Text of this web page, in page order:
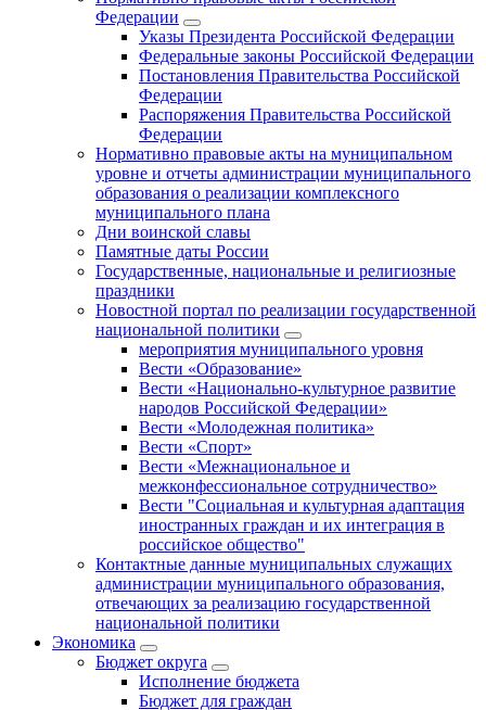
Федерации
Указы Президента Российской Федерации
Федеральные законы Российской Федерации
Постановления Правительства Российской
Федерации
Распоряжения Правительства Российской
Федерации
Нормативно правовые акты на муниципальном
уровне и отчеты администрации муниципального
образования о реализации комплексного
муниципального плана
Дни воинской славы
Памятные даты России
Государственные, национальные и религиозные
праздники
Новостной портал по реализации государственной
национальной политики
мероприятия муниципального уровня
Вести «Образование»
Вести «Национально-культурное развитие
народов Российской Федерации»
Вести «Молодежная политика»
Вести «Спорт»
Вести «Межнациональное и
межконфессиональное сотрудничество»
Вести "Социальная и культурная адаптация
иностранных граждан и их интеграция в
российское общество"
Контактные данные муниципальных служащих
администрации муниципального образования,
отвечающих за реализацию государственной
национальной политики
Экономика
Бюджет округa
Исполнение бюджета
Бюджет для граждан